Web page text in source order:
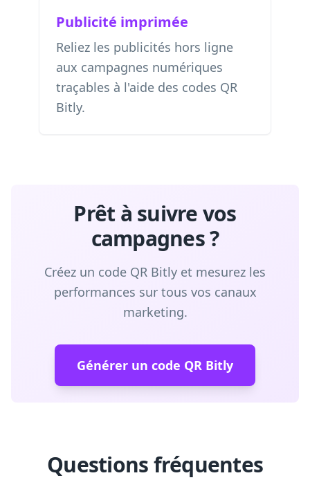
Publicité imprimée
Reliez les publicités hors ligne
aux campagnes numériques
traçables à l'aide des codes QR
Bitly.
Prêt à suivre vos
campagnes ?
Créez un code QR Bitly et mesurez les
performances sur tous vos canaux
marketing.
Générer un code QR Bitly
Questions fréquentes